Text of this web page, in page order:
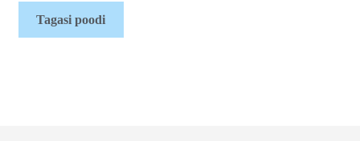
Tagasi poodi